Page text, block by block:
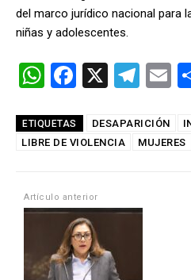
del marco jurídico nacional para
niñas y adolescentes.
W
at
s
p
F
ce
b
o
k
X
T
e
gr
m
E
ETIQUETAS DESAPARICIÓN
LIBRE DE VIOLENCIA
MUJERES
Artículo anterior